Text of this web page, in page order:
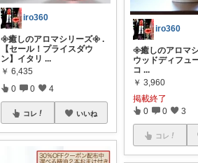
iro360
𖧷癒しのアロマシリーズ𖧷 .
【セール！プライスダウ
ン】イタリ ...
￥ 6,435
0 0 4
コレ いいね
iro360
𖧷癒しのアロマ
ウッドディフュ
コ...
￥ 3,960
掲載終了
0 0 3
コレ